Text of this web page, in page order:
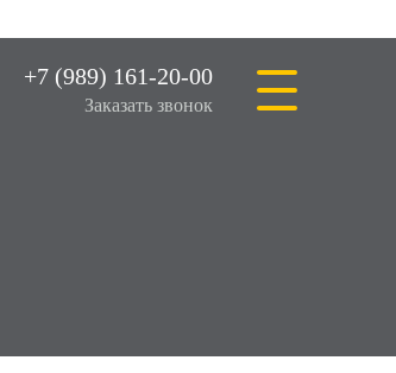
+7 (989) 161-20-00
Заказать звонок